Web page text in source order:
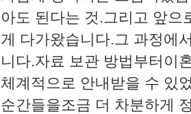
아도 된다는 것.​그리고 앞으
게 다가왔습니다.​​그 과정에
니다.​자료 보관 방법부터이
체계적으로 안내받을 수 있
순간들을조금 더 차분하게